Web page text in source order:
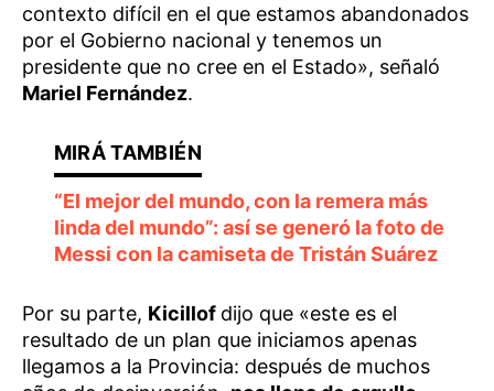
contexto difícil en el que estamos abandonados
por el Gobierno nacional y tenemos un
presidente que no cree en el Estado», señaló
Mariel Fernández.
“El mejor del mundo, con la remera más
linda del mundo”: así se generó la foto de
Messi con la camiseta de Tristán Suárez
Por su parte, Kicillof dijo que «este es el
resultado de un plan que iniciamos apenas
llegamos a la Provincia: después de muchos